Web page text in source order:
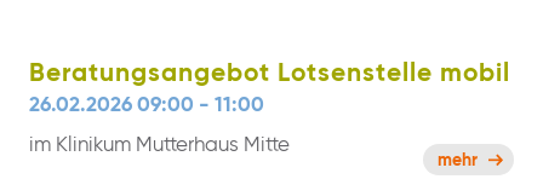
Beratungsangebot Lotsenstelle mobil
26.02.2026 09:00 - 11:00
im Klinikum Mutterhaus Mitte
mehr